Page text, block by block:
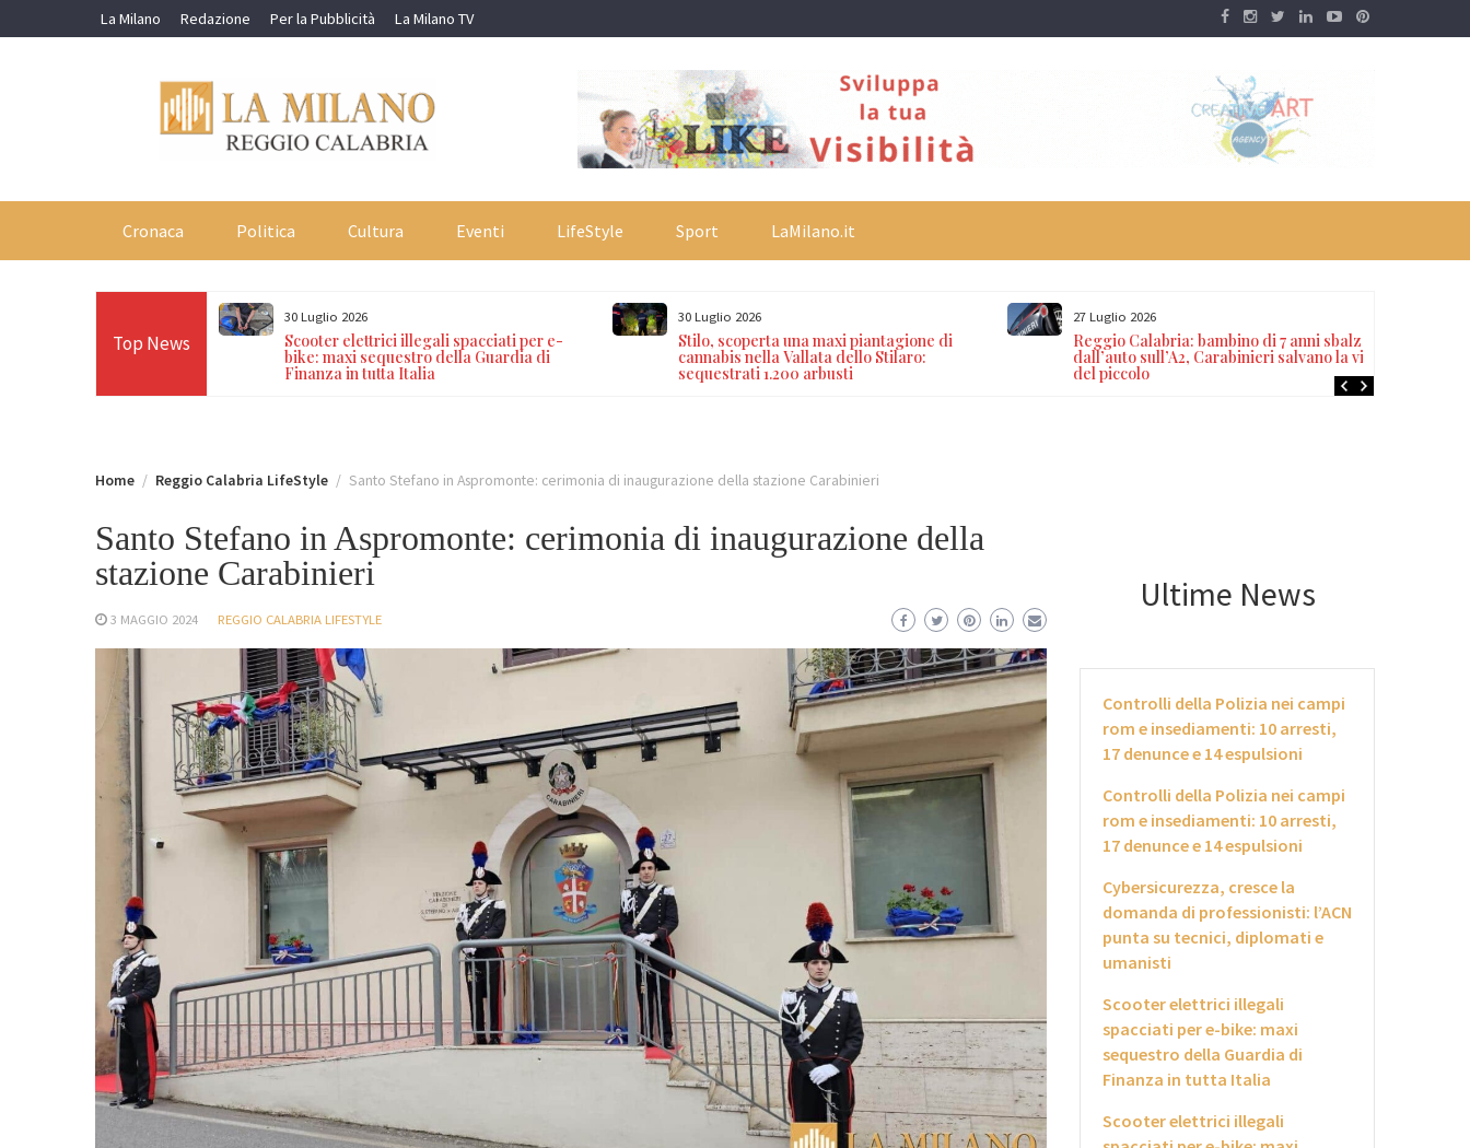
to
La Milano Redazione Per la Pubblicità La Milano TV
Cronaca Politica Cultura Eventi LifeStyle Sport LaMilano.it
Top News
nei campi rom e
17 denunce e 14
30 Luglio 2026
Scooter elettrici illegali spacciati per e-
bike: maxi sequestro della Guardia di
Finanza in tutta Italia
30 Luglio 2026
Stilo, scoperta una maxi piantagione di
cannabis nella Vallata dello Stilaro:
sequestrati 1.200 arbusti
27 Luglio 2026
Reggio Calabria: bambino di 7 anni sbalzato
dall’auto sull’A2, Carabinieri salvano la vita
del piccolo
Home Reggio Calabria LifeStyle Santo Stefano in Aspromonte: cerimonia di inaugurazione della stazione Carabinieri
Santo Stefano in Aspromonte: cerimonia di inaugurazione della
stazione Carabinieri
3 MAGGIO 2024 REGGIO CALABRIA LIFESTYLE
Ultime News
Controlli della Polizia nei campi
rom e insediamenti: 10 arresti,
17 denunce e 14 espulsioni
Controlli della Polizia nei campi
rom e insediamenti: 10 arresti,
17 denunce e 14 espulsioni
Cybersicurezza, cresce la
domanda di professionisti: l’ACN
punta su tecnici, diplomati e
umanisti
Scooter elettrici illegali
spacciati per e-bike: maxi
sequestro della Guardia di
Finanza in tutta Italia
Scooter elettrici illegali